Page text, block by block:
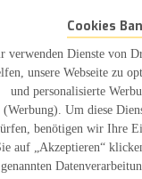
die Ihnen
ganz
Kerzenteller
Cookies
verwenden Dienste von
unsere Webseite zu
und personalisierte
(Werbung). Um diese
benötigen wir Ihre
auf „Akzeptieren“
genannten